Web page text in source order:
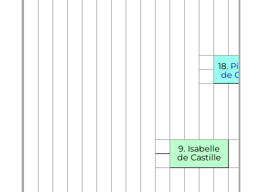
18. Pierre
de
9. Isabelle
de Castille